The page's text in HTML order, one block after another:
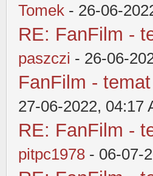
Tomek - 26-06-
RE: FanFilm -
paszczi - 26-06-
FanFilm -
27-06-2022, 04:17
RE: FanFilm -
pitpc1978 - 06-07-